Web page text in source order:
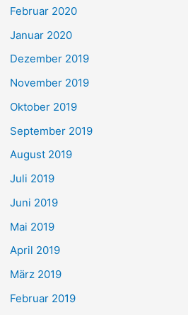
Februar 2020
Januar 2020
Dezember 2019
November 2019
Oktober 2019
September 2019
August 2019
Juli 2019
Juni 2019
Mai 2019
April 2019
März 2019
Februar 2019